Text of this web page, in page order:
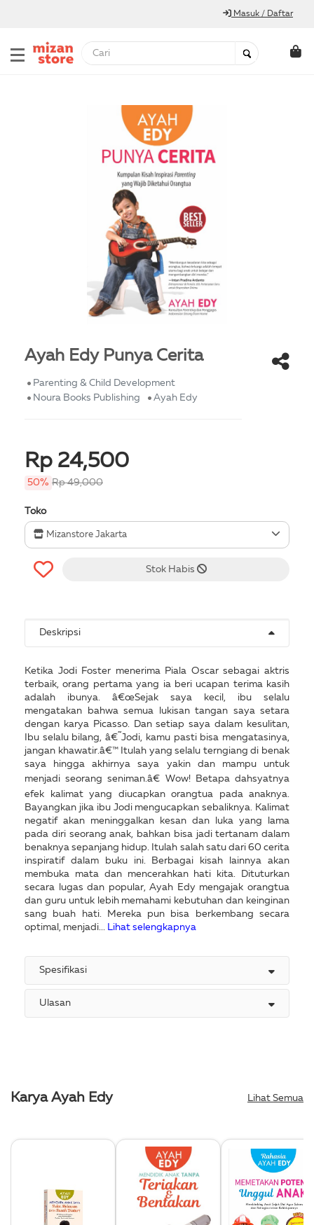
Masuk / Daftar
Ayah Edy Punya Cerita
Parenting & Child Development
Noura Books Publishing
Ayah Edy
Rp 24,500
50% Rp 49,000
Toko
Mizanstore Jakarta
Stok Habis
Deskripsi
Ketika Jodi Foster menerima Piala Oscar sebagai aktris
terbaik, orang pertama yang ia beri ucapan terima kasih
adalah ibunya. â€œSejak saya kecil, ibu selalu
mengatakan bahwa semua lukisan tangan saya setara
dengan karya Picasso. Dan setiap saya dalam kesulitan,
Ibu selalu bilang, â€˜Jodi, kamu pasti bisa mengatasinya,
jangan khawatir.â€™ Itulah yang selalu terngiang di benak
saya hingga akhirnya saya yakin dan mampu untuk
menjadi seorang seniman.â€ Wow! Betapa dahsyatnya
efek kalimat yang diucapkan orangtua pada anaknya.
Bayangkan jika ibu Jodi mengucapkan sebaliknya. Kalimat
negatif akan meninggalkan kesan dan luka yang lama
pada diri seorang anak, bahkan bisa jadi tertanam dalam
benaknya sepanjang hidup. Itulah salah satu dari 60 cerita
inspiratif dalam buku ini. Berbagai kisah lainnya akan
membuka mata dan mencerahkan hati kita. Dituturkan
secara lugas dan popular, Ayah Edy mengajak orangtua
dan guru untuk lebih memahami kebutuhan dan keinginan
sang buah hati. Mereka pun bisa berkembang secara
optimal, menjadi...
Lihat selengkapnya
Spesifikasi
Ulasan
Karya Ayah Edy Lihat Semua